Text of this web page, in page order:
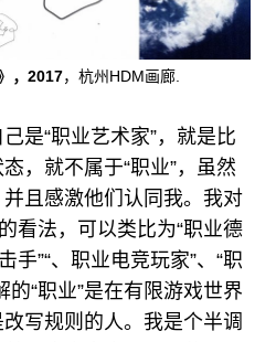
，2017，杭州HDM画廊.
是“职业艺术家”，就是比
，就不属于“职业”，虽然
且感激他们认同我。我对
看法，可以类比为“职业德
手”“、职业电竞玩家”、“职
的“职业”是在有限游戏世界
写规则的人。我是个半调